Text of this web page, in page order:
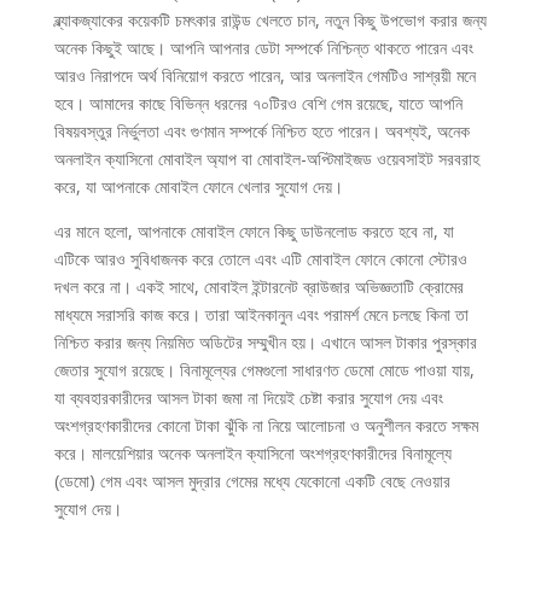
ব্ল্যাকজ্যাকের কয়েকটি চমৎকার রাউন্ড খেলতে চান, নতুন কিছু উপভোগ করার জন্য
অনেক কিছুই আছে। আপনি আপনার ডেটা সম্পর্কে নিশ্চিন্ত থাকতে পারেন এবং
আরও নিরাপদে অর্থ বিনিয়োগ করতে পারেন, আর অনলাইন গেমটিও সাশ্রয়ী মনে
হবে। আমাদের কাছে বিভিন্ন ধরনের ৭০টিরও বেশি গেম রয়েছে, যাতে আপনি
বিষয়বস্তুর নির্ভুলতা এবং গুণমান সম্পর্কে নিশ্চিত হতে পারেন। অবশ্যই, অনেক
অনলাইন ক্যাসিনো মোবাইল অ্যাপ বা মোবাইল-অপ্টিমাইজড ওয়েবসাইট সরবরাহ
করে, যা আপনাকে মোবাইল ফোনে খেলার সুযোগ দেয়।
এর মানে হলো, আপনাকে মোবাইল ফোনে কিছু ডাউনলোড করতে হবে না, যা
এটিকে আরও সুবিধাজনক করে তোলে এবং এটি মোবাইল ফোনে কোনো স্টোরও
দখল করে না। একই সাথে, মোবাইল ইন্টারনেট ব্রাউজার অভিজ্ঞতাটি ক্রোমের
মাধ্যমে সরাসরি কাজ করে। তারা আইনকানুন এবং পরামর্শ মেনে চলছে কিনা তা
নিশ্চিত করার জন্য নিয়মিত অডিটের সম্মুখীন হয়। এখানে আসল টাকার পুরস্কার
জেতার সুযোগ রয়েছে। বিনামূল্যের গেমগুলো সাধারণত ডেমো মোডে পাওয়া যায়,
যা ব্যবহারকারীদের আসল টাকা জমা না দিয়েই চেষ্টা করার সুযোগ দেয় এবং
অংশগ্রহণকারীদের কোনো টাকা ঝুঁকি না নিয়ে আলোচনা ও অনুশীলন করতে সক্ষম
করে। মালয়েশিয়ার অনেক অনলাইন ক্যাসিনো অংশগ্রহণকারীদের বিনামূল্যে
(ডেমো) গেম এবং আসল মুদ্রার গেমের মধ্যে যেকোনো একটি বেছে নেওয়ার
সুযোগ দেয়।